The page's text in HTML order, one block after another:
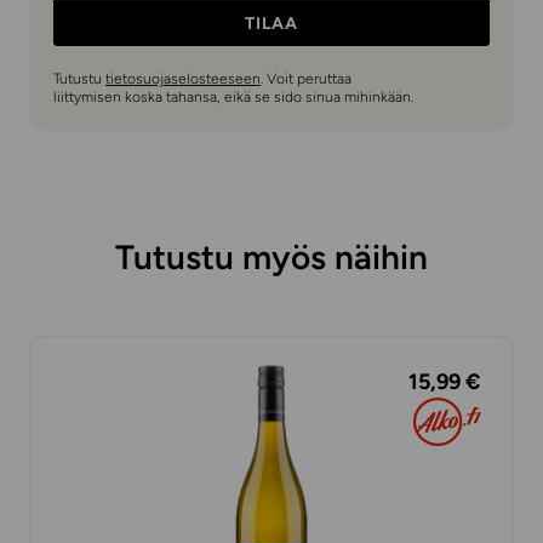
TILAA
Tutustu tietosuojaselosteeseen. Voit peruttaa
liittymisen koska tahansa, eikä se sido sinua mihinkään.
Tutustu myös näihin
15,99 €